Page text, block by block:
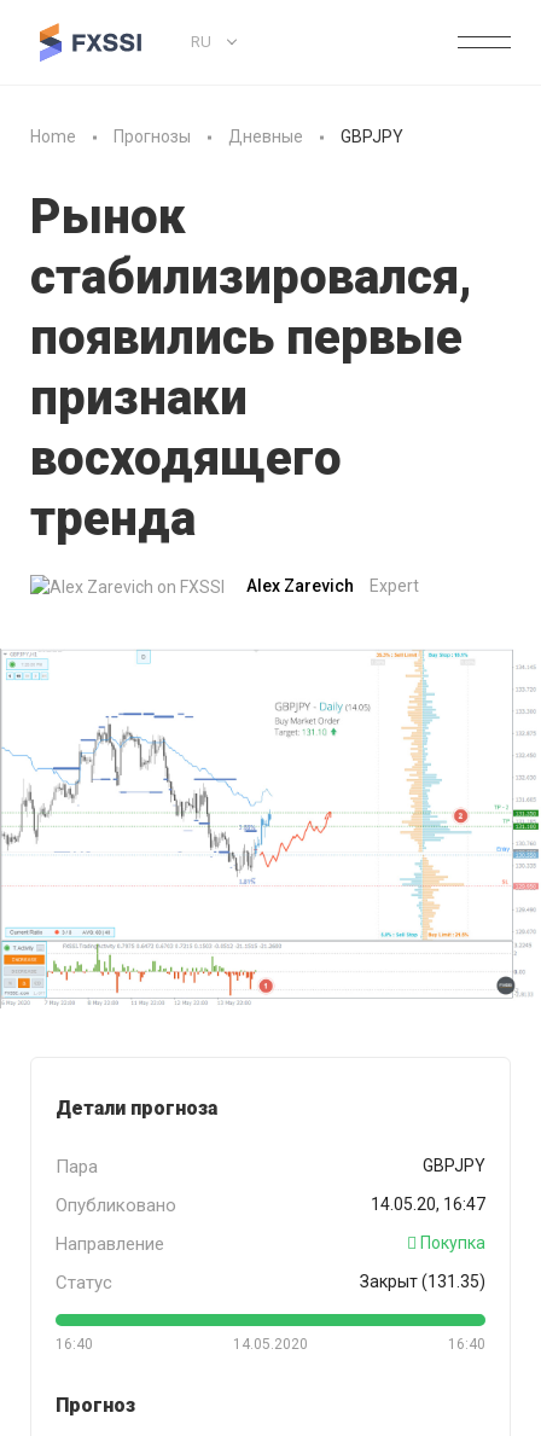
RU
Home Прогнозы Дневные GBPJPY
Рынок
стабилизировался,
появились первые
признаки
восходящего
тренда
Alex Zarevich Expert
Детали прогноза
Пара GBPJPY
Опубликовано 14.05.20, 16:47
Направление Покупка
Статус Закрыт (131.35)
16:40 16:40
14.05.2020
Прогноз